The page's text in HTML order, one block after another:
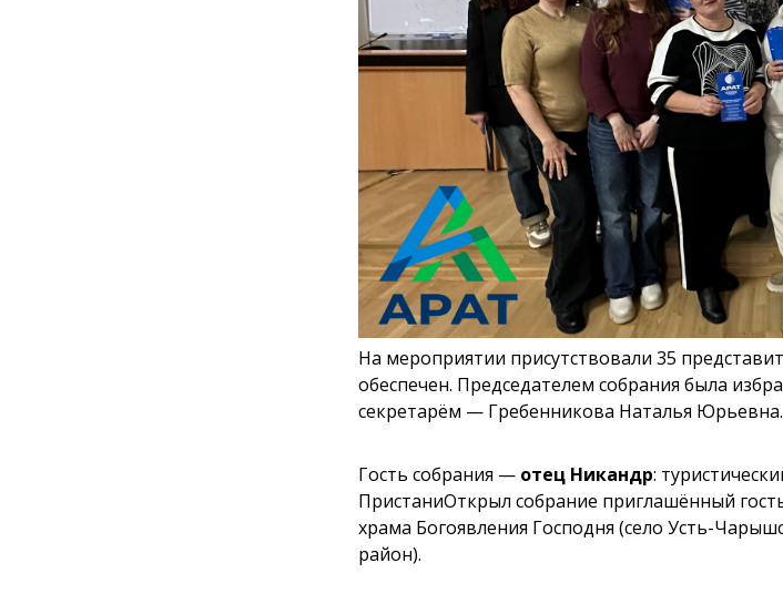
На мероприятии присутствовали 35
обеспечен. Председателем собрания была
секретарём — Гребенникова Наталья Юрьевна.
Гость собрания — отец Никандр:
ПристаниОткрыл собрание приглашённый
храма Богоявления Господня (село Усть-
район).